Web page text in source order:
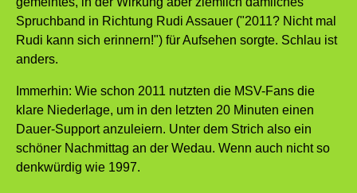
Spruchband in Richtung Rudi Assauer ("2011? Nicht mal
Rudi kann sich erinnern!") für Aufsehen sorgte. Schlau ist
anders.
Immerhin: Wie schon 2011 nutzten die MSV-Fans die
klare Niederlage, um in den letzten 20 Minuten einen
Dauer-Support anzuleiern. Unter dem Strich also ein
schöner Nachmittag an der Wedau. Wenn auch nicht so
denkwürdig wie 1997.